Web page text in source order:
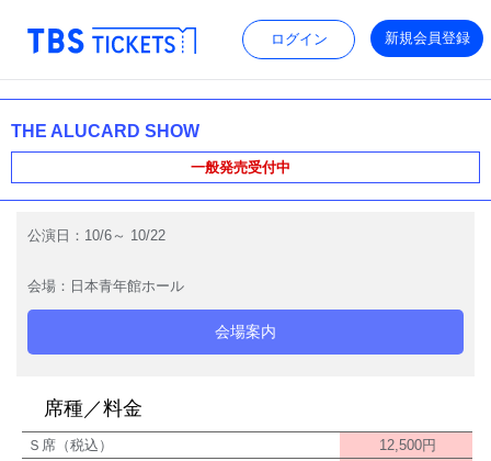
ログイン 新規会員登録
THE ALUCARD SHOW
一般発売受付中
公演日： 10/6 ～ 10/22
会場： 日本青年館ホール
席種／料金
Ｓ席（税込）
12,500円